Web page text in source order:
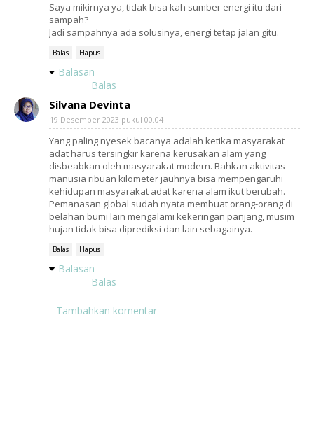
Saya mikirnya ya, tidak bisa kah sumber energi itu dari
sampah?
Jadi sampahnya ada solusinya, energi tetap jalan gitu.
Balas Hapus
Balasan
Balas
Silvana Devinta
19 Desember 2023 pukul 00.04
Yang paling nyesek bacanya adalah ketika masyarakat
adat harus tersingkir karena kerusakan alam yang
disbeabkan oleh masyarakat modern. Bahkan aktivitas
manusia ribuan kilometer jauhnya bisa mempengaruhi
kehidupan masyarakat adat karena alam ikut berubah.
Pemanasan global sudah nyata membuat orang-orang di
belahan bumi lain mengalami kekeringan panjang, musim
hujan tidak bisa diprediksi dan lain sebagainya.
Balas Hapus
Balasan
Balas
Tambahkan komentar